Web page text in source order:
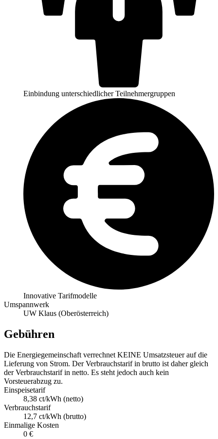
Einbindung unterschiedlicher Teilnehmergruppen
Innovative Tarifmodelle
Umspannwerk
UW Klaus (Oberösterreich)
Gebühren
Die Energiegemeinschaft verrechnet KEINE Umsatzsteuer auf die
Lieferung von Strom. Der Verbrauchstarif in brutto ist daher gleich
der Verbrauchstarif in netto. Es steht jedoch auch kein
Vorsteuerabzug zu.
Einspeisetarif
8,38 ct/kWh (netto)
Verbrauchstarif
12,7 ct/kWh (brutto)
Einmalige Kosten
0 €